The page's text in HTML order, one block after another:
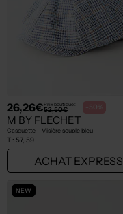
26,26€Prix boutique :
52,50€ -50%
M BY FLECHET
Casquette - Visière souple bleu
T : 57, 59
ACHAT EXPRESS
NEW